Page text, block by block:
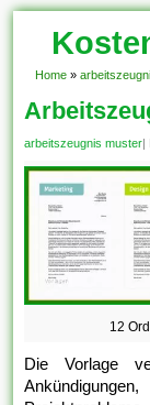
Home »
arbeitszeugnis muster|
12
Die Vorlage